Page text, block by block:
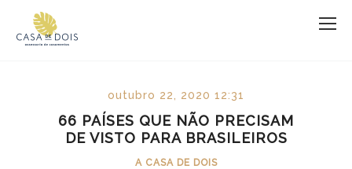
outubro 22, 2020 12:31
66 PAÍSES QUE NÃO PRECISAM
DE VISTO PARA BRASILEIROS
A CASA DE DOIS